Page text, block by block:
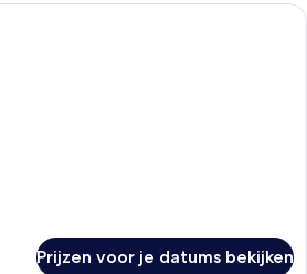
Een hotelkamer met een houten
Prijzen voor je datums bekijken